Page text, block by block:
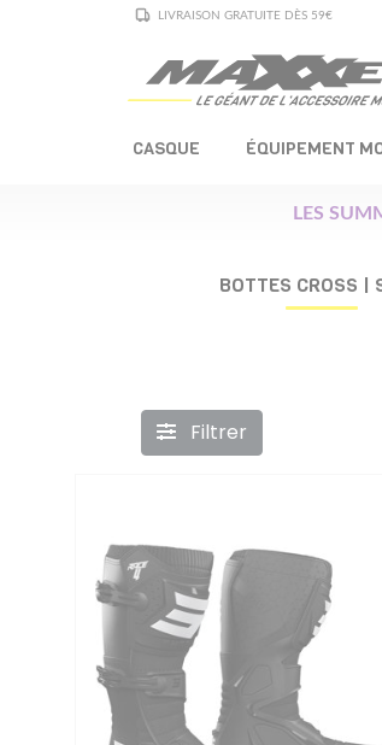
LIVRAISON GRATUITE DÈS 59€
CASQUE ÉQUIPEMENT
LES
BOTTES CROSS |
Filtrer